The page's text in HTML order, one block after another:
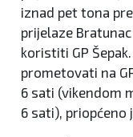
iznad pet tona
prijelaze
koristiti GP
prometovati na
6 sati (vikendom
6 sati), priopćeno